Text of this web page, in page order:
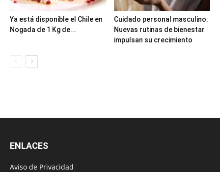
Ya está disponible el Chile en
Nogada de 1 Kg de...
Cuidado personal masculino:
Nuevas rutinas de bienestar
impulsan su crecimiento
ENLACES
Aviso de Privacidad